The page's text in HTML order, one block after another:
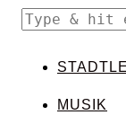
MUSIK